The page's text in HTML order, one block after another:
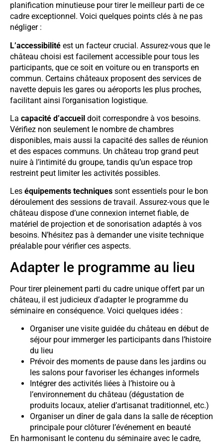
planification minutieuse pour tirer le meilleur parti de ce
cadre exceptionnel. Voici quelques points clés à ne pas
négliger :
L’accessibilité est un facteur crucial. Assurez-vous que le
château choisi est facilement accessible pour tous les
participants, que ce soit en voiture ou en transports en
commun. Certains châteaux proposent des services de
navette depuis les gares ou aéroports les plus proches,
facilitant ainsi l’organisation logistique.
La capacité d’accueil doit correspondre à vos besoins.
Vérifiez non seulement le nombre de chambres
disponibles, mais aussi la capacité des salles de réunion
et des espaces communs. Un château trop grand peut
nuire à l’intimité du groupe, tandis qu’un espace trop
restreint peut limiter les activités possibles.
Les équipements techniques sont essentiels pour le bon
déroulement des sessions de travail. Assurez-vous que le
château dispose d’une connexion internet fiable, de
matériel de projection et de sonorisation adaptés à vos
besoins. N’hésitez pas à demander une visite technique
préalable pour vérifier ces aspects.
Adapter le programme au lieu
Pour tirer pleinement parti du cadre unique offert par un
château, il est judicieux d’adapter le programme du
séminaire en conséquence. Voici quelques idées :
Organiser une visite guidée du château en début de
séjour pour immerger les participants dans l’histoire
du lieu
Prévoir des moments de pause dans les jardins ou
les salons pour favoriser les échanges informels
Intégrer des activités liées à l’histoire ou à
l’environnement du château (dégustation de
produits locaux, atelier d’artisanat traditionnel, etc.)
Organiser un dîner de gala dans la salle de réception
principale pour clôturer l’événement en beauté
En harmonisant le contenu du séminaire avec le cadre,